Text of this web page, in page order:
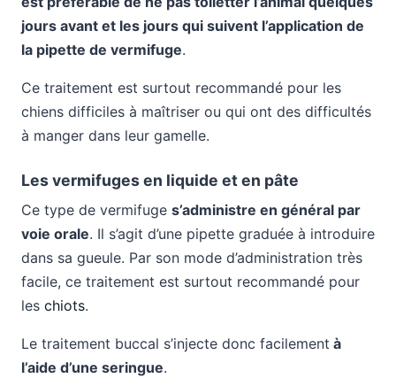
jours avant et les jours qui suivent l’application de
la pipette de vermifuge.
Ce traitement est surtout recommandé pour les
chiens difficiles à maîtriser ou qui ont des difficultés
à manger dans leur gamelle.
Les vermifuges en liquide et en pâte
Ce type de vermifuge s’administre en général par
voie orale. Il s’agit d’une pipette graduée à introduire
dans sa gueule. Par son mode d’administration très
facile, ce traitement est surtout recommandé pour
les chiots.
Le traitement buccal s’injecte donc facilement à
l’aide d’une seringue.